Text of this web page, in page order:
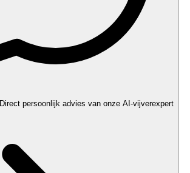
Direct persoonlijk advies van onze AI-vijverexpert